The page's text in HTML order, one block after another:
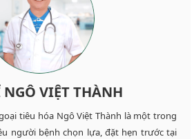
NGÔ VIỆT THÀNH
tiêu hóa Ngô Việt Thành là một trong
người bệnh chọn lựa, đặt hẹn trước tại